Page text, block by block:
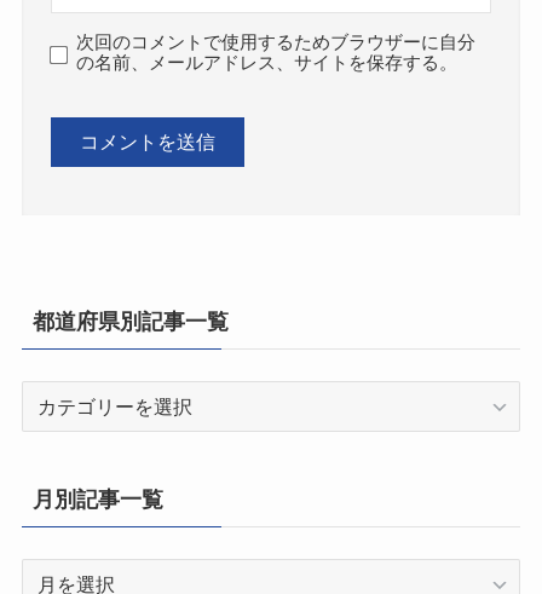
次回のコメントで使用するためブラウザーに自分
の名前、メールアドレス、サイトを保存する。
都道府県別記事一覧
県
別
月別記事一覧